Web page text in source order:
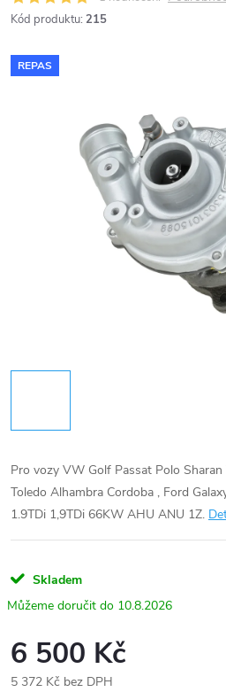
Kód produktu: 215
REPAS
Pro vozy VW Golf Passat Polo Sharan
Toledo Alhambra Cordoba , Ford
1.9TDi 1,9TDi 66KW AHU ANU 1Z.
Skladem
10.8.2026
6 500 Kč
5 372 Kč bez DPH